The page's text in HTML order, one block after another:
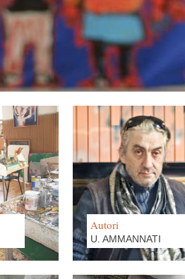
Autori
U. AMMANNATI